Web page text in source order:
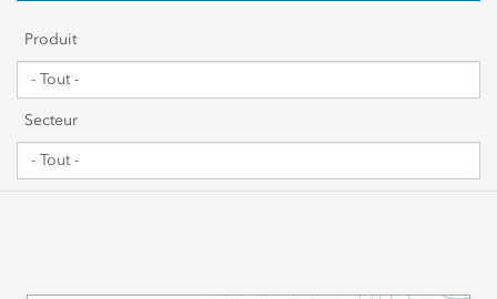
Partage et collaboration
Gestion de données
Produit
Secteur